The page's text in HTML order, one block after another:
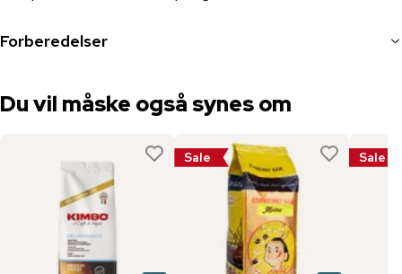
Forberedelser
Du vil måske også synes om
Sale Sale